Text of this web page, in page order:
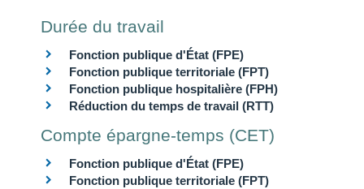
Durée du travail
Fonction publique d'État (FPE)
Fonction publique territoriale (FPT)
Fonction publique hospitalière (FPH)
Réduction du temps de travail (RTT)
Compte épargne-temps (CET)
Fonction publique d'État (FPE)
Fonction publique territoriale (FPT)